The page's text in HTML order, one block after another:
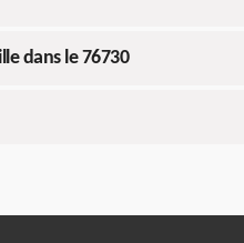
dans le 76730